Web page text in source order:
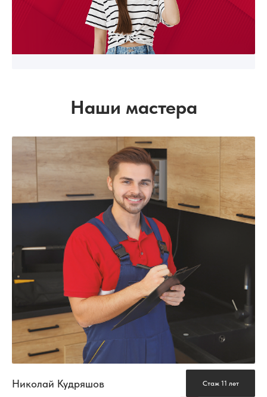
Наши мастера
Николай Кудряшов Стаж 11 лет